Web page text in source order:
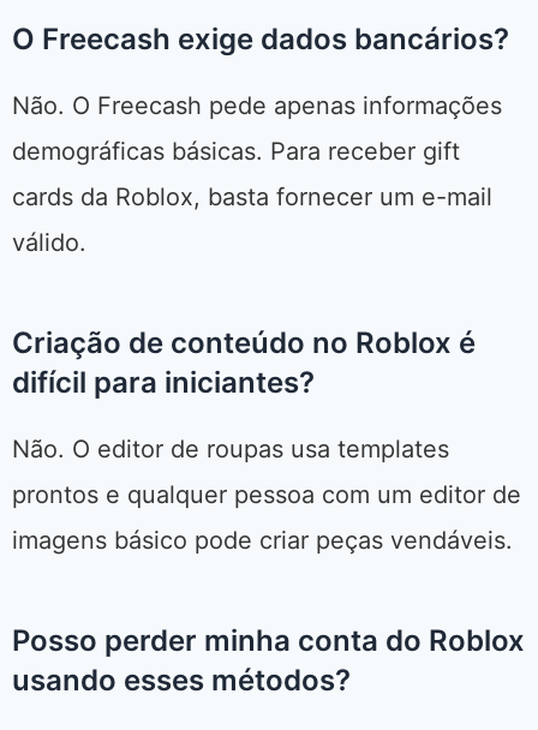
O Freecash exige dados bancários?
Não. O Freecash pede apenas informações
demográficas básicas. Para receber gift
cards da Roblox, basta fornecer um e-mail
válido.
Criação de conteúdo no Roblox é
difícil para iniciantes?
Não. O editor de roupas usa templates
prontos e qualquer pessoa com um editor de
imagens básico pode criar peças vendáveis.
Posso perder minha conta do Roblox
usando esses métodos?